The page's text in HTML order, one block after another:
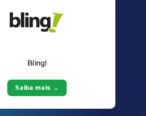
Bling!
Saiba mais →